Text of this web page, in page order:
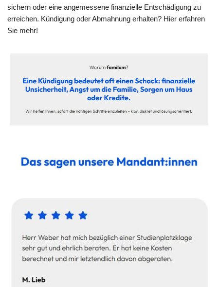
sichern oder eine angemessene finanzielle Entschädigung zu
erreichen. Kündigung oder Abmahnung erhalten? Hier erfahren
Sie mehr!